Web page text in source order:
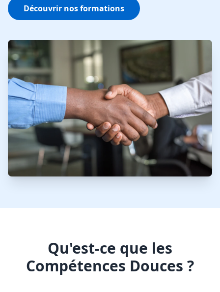
Découvrir nos formations
Qu'est-ce que les
Compétences Douces ?